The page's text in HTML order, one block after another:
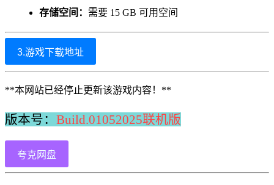
存储空间： 需要 15 GB 可用空间
3.游戏下载地址
**本网站已经停止更新该游戏内容！**
版本号： Build.01052025联机版
夸克网盘